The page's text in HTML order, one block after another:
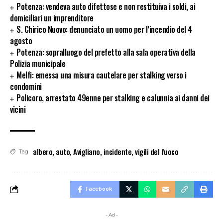
Potenza: vendeva auto difettose e non restituiva i soldi, ai
domiciliari un imprenditore
S. Chirico Nuovo: denunciato un uomo per l’incendio del 4
agosto
Potenza: sopralluogo del prefetto alla sala operativa della
Polizia municipale
Melfi: emessa una misura cautelare per stalking verso i
condomini
Policoro, arrestato 49enne per stalking e calunnia ai danni dei
vicini
Tag albero, auto,Avigliano, incidente,vigili del fuoco
Facebook
- Ad -